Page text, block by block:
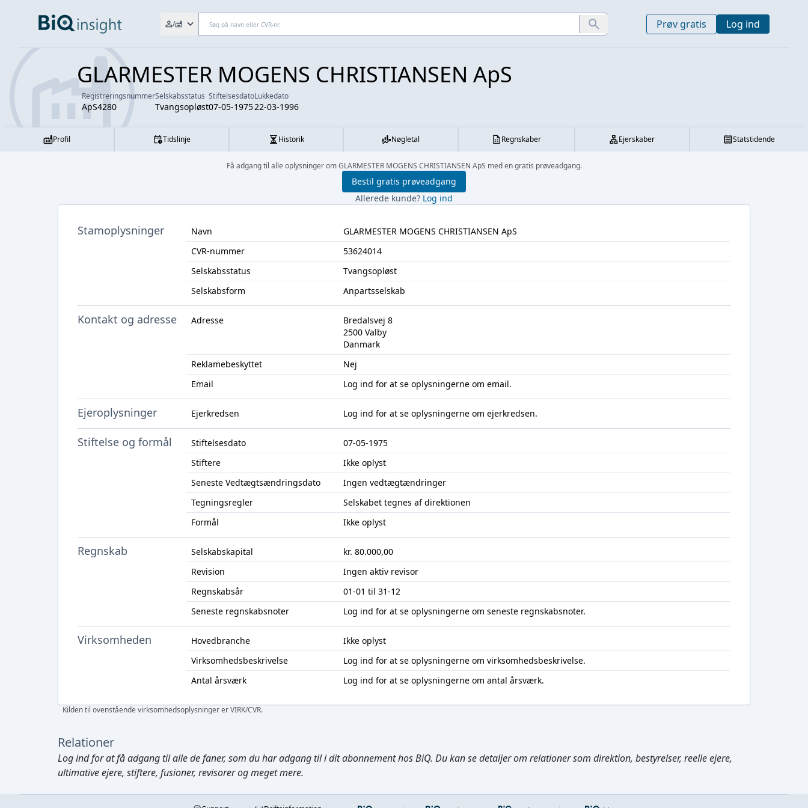
/ Prøv gratis Log ind
GLARMESTER MOGENS CHRISTIANSEN ApS
Registreringsnummer
ApS4280
Selskabsstatus
Tvangsopløst
Stiftelsesdato
07-05-1975
Lukkedato
22-03-1996
Profil Tidslinje Historik Nøgletal Regnskaber Ejerskaber Statstidende
Få adgang til alle oplysninger om GLARMESTER MOGENS CHRISTIANSEN ApS med en gratis prøveadgang.
Bestil gratis prøveadgang
Allerede kunde? Log ind
Stamoplysninger Navn
GLARMESTER MOGENS CHRISTIANSEN ApS
CVR-nummer
53624014
Selskabsstatus
Tvangsopløst
Selskabsform
Anpartsselskab
Kontakt og adresse Adresse
Bredalsvej 8
2500 Valby
Danmark
Reklamebeskyttet
Nej
Email
Log ind for at se oplysningerne om email.
Ejeroplysninger Ejerkredsen Log ind for at se oplysningerne om ejerkredsen.
Stiftelse og formål Stiftelsesdato
07-05-1975
Stiftere
Ikke oplyst
Seneste Vedtægtsændringsdato
Ingen vedtægtændringer
Tegningsregler
Selskabet tegnes af direktionen
Formål
Ikke oplyst
Regnskab Selskabskapital
kr. 80.000,00
Revision
Ingen aktiv revisor
Regnskabsår
01-01 til 31-12
Seneste regnskabsnoter
Log ind for at se oplysningerne om seneste regnskabsnoter.
Virksomheden Hovedbranche
Ikke oplyst
Virksomhedsbeskrivelse
Log ind for at se oplysningerne om virksomhedsbeskrivelse.
Antal årsværk
Log ind for at se oplysningerne om antal årsværk.
Kilden til ovenstående virksomhedsoplysninger er VIRK/CVR.
Relationer
Log indfor at få adgang til alle de faner, som du har adgang til i dit abonnement hos BiQ. Du kan se detaljer om relationer som direktion, bestyrelser, reelle ejere,
ultimative ejere, stiftere, fusioner, revisorer og meget mere.